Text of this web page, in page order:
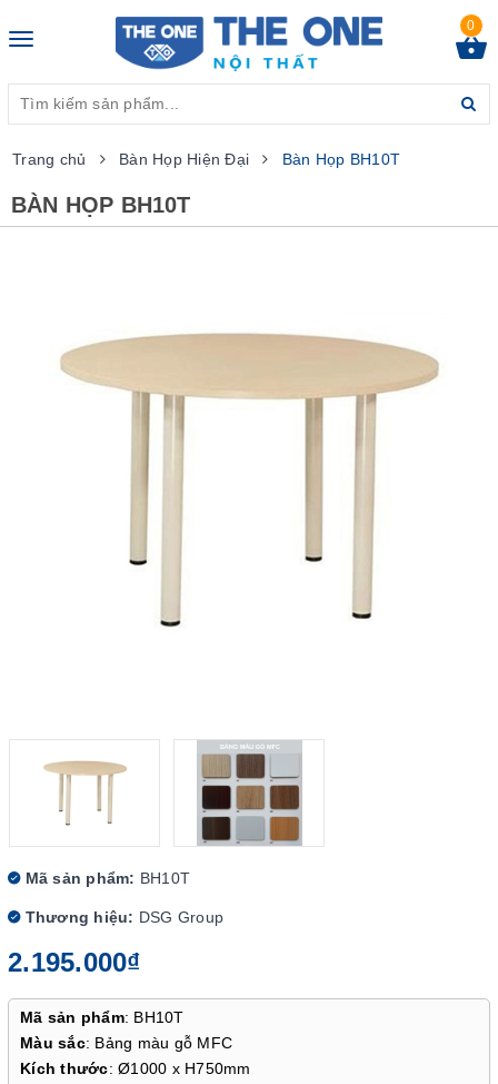
Toggle
0
Trang chủ Bàn Họp Hiện Đại Bàn Họp BH10T
BÀN HỌP BH10T
Mã sản phẩm: BH10T
Thương hiệu: DSG Group
2.195.000₫
Mã sản phẩm: BH10T
Màu sắc: Bảng màu gỗ MFC
Kích thước: Ø1000 x H750mm